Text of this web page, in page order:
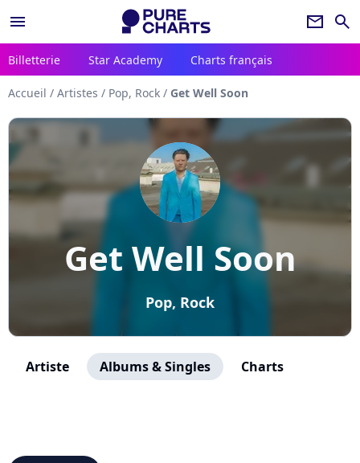
menu newsletter search
Billetterie Star Academy Charts français
Accueil / Artistes / Pop, Rock / Get Well Soon
Get Well Soon
Pop, Rock
Artiste Albums & Singles Charts